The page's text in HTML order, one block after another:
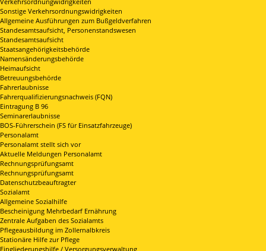
Sonstige Verkehrsordnungswidrigkeiten
Allgemeine Ausführungen zum Bußgeldverfahren
Standesamtsaufsicht, Personenstandswesen
Standesamtsaufsicht
Staatsangehörigkeitsbehörde
Namensänderungsbehörde
Heimaufsicht
Betreuungsbehörde
Fahrerlaubnisse
Fahrerqualifizierungsnachweis (FQN)
Eintragung B 96
Seminarerlaubnisse
BOS-Führerschein (FS für Einsatzfahrzeuge)
Personalamt
Personalamt stellt sich vor
Aktuelle Meldungen Personalamt
Rechnungsprüfungsamt
Rechnungsprüfungsamt
Datenschutzbeauftragter
Sozialamt
Allgemeine Sozialhilfe
Bescheinigung Mehrbedarf Ernährung
Zentrale Aufgaben des Sozialamts
Pflegeausbildung im Zollernalbkreis
Stationäre Hilfe zur Pflege
Eingliederungshilfe / Versorgungsverwaltung